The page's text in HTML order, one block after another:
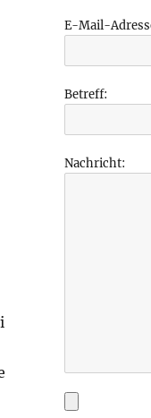
E-Mail-
Betreff:
Nachricht: